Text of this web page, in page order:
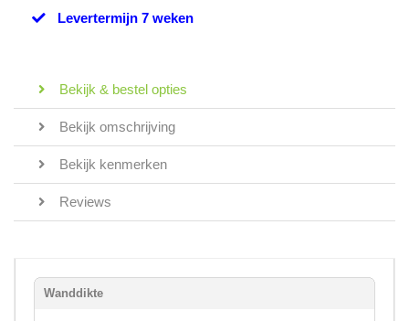
Levertermijn 7 weken
Bekijk & bestel opties
Bekijk omschrijving
Bekijk kenmerken
Reviews
Wanddikte